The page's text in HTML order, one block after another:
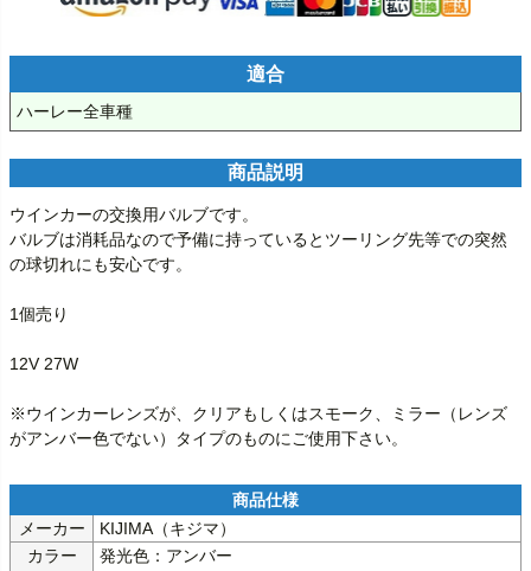
適合
ハーレー全車種
商品説明
ウインカーの交換用バルブです。
バルブは消耗品なので予備に持っているとツーリング先等での突然
の球切れにも安心です。
1個売り
12V 27W
※ウインカーレンズが、クリアもしくはスモーク、ミラー（レンズ
がアンバー色でない）タイプのものにご使用下さい。
メーカー
KIJIMA（キジマ）
カラー
発光色：アンバー